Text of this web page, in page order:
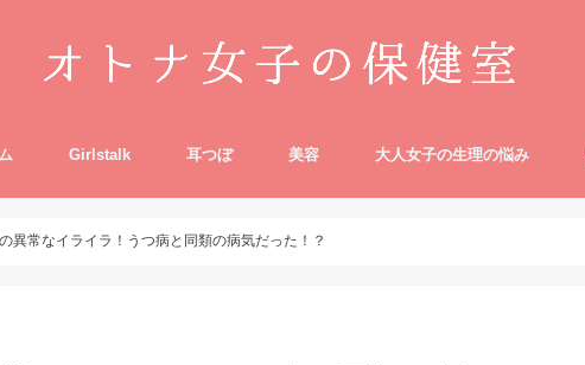
Girlstalk 耳つぼ 美容 大人女子の生理の悩み
異常なイライラ！うつ病と同類の病気だった！？